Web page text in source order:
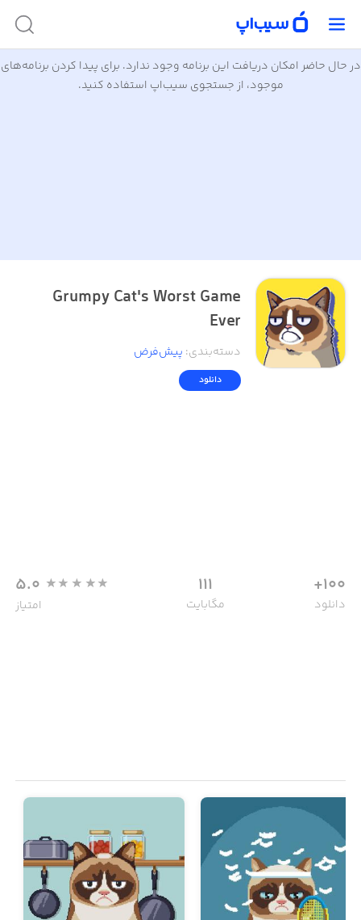
در حال حاضر امکان دریافت این برنامه وجود ندارد. برای پیدا کردن برنامه‌های
موجود، از جستجوی سیب‌اپ استفاده کنید.
Grumpy Cat's Worst Game
Ever
دسته‌بندی: پیش‌فرض
دانلود
100+
دانلود
111
مگابایت
5.0
امتیاز